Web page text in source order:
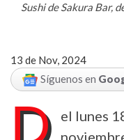
Sushi de Sakura Bar,
13 de Nov, 2024
Síguenos en
D
el lunes